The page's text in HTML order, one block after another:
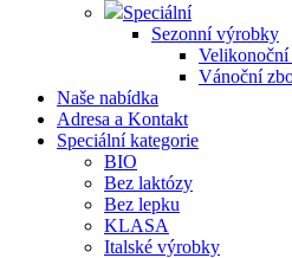
Speciální
Sezonní výrobky
Velikonoční
Vánoční
Naše nabídka
Adresa a Kontakt
Speciální kategorie
BIO
Bez laktózy
Bez lepku
KLASA
Italské výrobky